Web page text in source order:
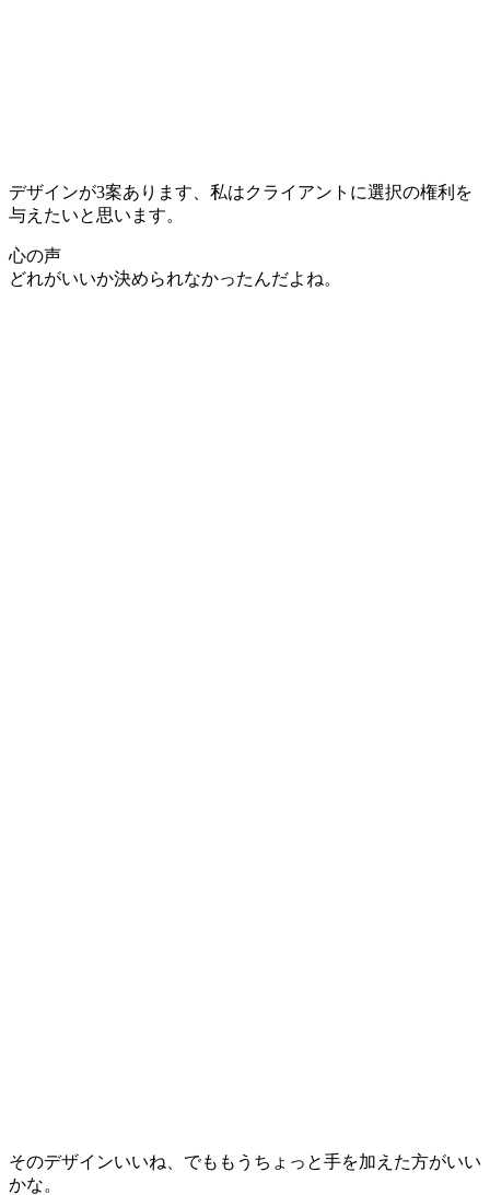
デザインが3案あります、私はクライアントに選択の権利を
与えたいと思います。
心の声
どれがいいか決められなかったんだよね。
そのデザインいいね、でももうちょっと手を加えた方がいい
かな。